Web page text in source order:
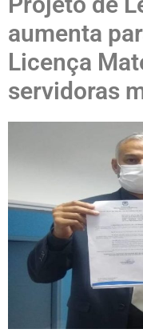
aumenta
Licença
servidoras